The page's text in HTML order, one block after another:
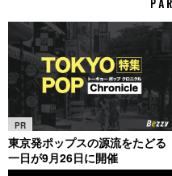
PR
東京発ポップスの源流をたどる
一日が9月26日に開催